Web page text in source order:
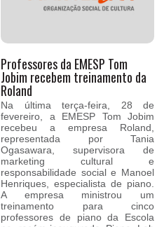
Professores da EMESP Tom
Jobim recebem treinamento da
Roland
Na última terça-feira, 28 de
fevereiro, a EMESP Tom Jobim
recebeu a empresa Roland,
representada por Tania
Ogasawara, supervisora de
marketing cultural e
responsabilidade social e Manoel
Henriques, especialista de piano.
A empresa ministrou um
treinamento para cinco
professores de piano da Escola